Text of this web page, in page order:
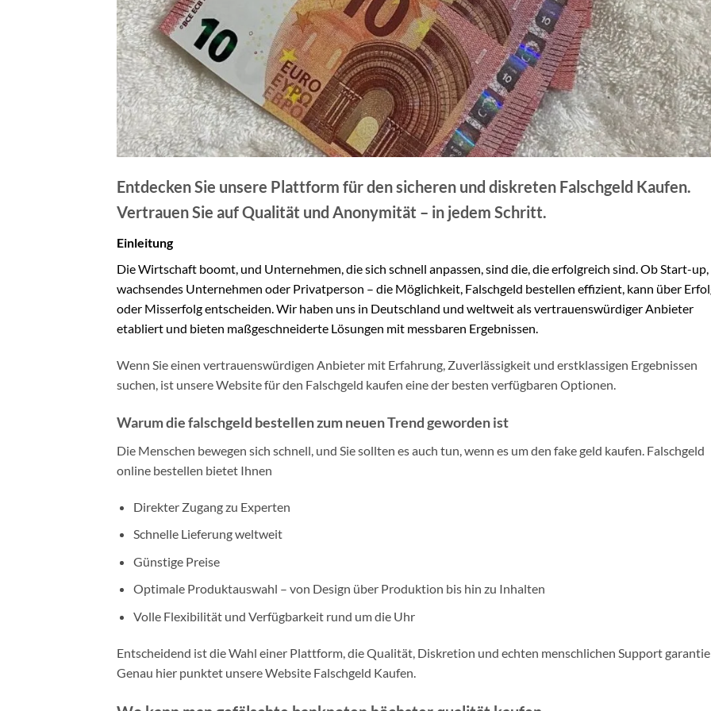
Entdecken Sie unsere Plattform für den sicheren und diskreten Falschgeld Kaufen.
Vertrauen Sie auf Qualität und Anonymität – in jedem Schritt.
Einleitung
Die Wirtschaft boomt, und Unternehmen, die sich schnell anpassen, sind die, die erfolgreich sind. Ob Start-up,
wachsendes Unternehmen oder Privatperson – die Möglichkeit, Falschgeld bestellen effizient, kann über
oder Misserfolg entscheiden. Wir haben uns in Deutschland und weltweit als vertrauenswürdiger Anbieter
etabliert und bieten maßgeschneiderte Lösungen mit messbaren Ergebnissen.
Wenn Sie einen vertrauenswürdigen Anbieter mit Erfahrung, Zuverlässigkeit und erstklassigen Ergebnissen
suchen, ist unsere Website für den Falschgeld kaufen eine der besten verfügbaren Optionen.
Warum die falschgeld bestellen zum neuen Trend geworden ist
Die Menschen bewegen sich schnell, und Sie sollten es auch tun, wenn es um den fake geld kaufen. Falschgeld
online bestellen bietet Ihnen
Direkter Zugang zu Experten
Schnelle Lieferung weltweit
Günstige Preise
Optimale Produktauswahl – von Design über Produktion bis hin zu Inhalten
Volle Flexibilität und Verfügbarkeit rund um die Uhr
Entscheidend ist die Wahl einer Plattform, die Qualität, Diskretion und echten menschlichen Support
Genau hier punktet unsere Website Falschgeld Kaufen.